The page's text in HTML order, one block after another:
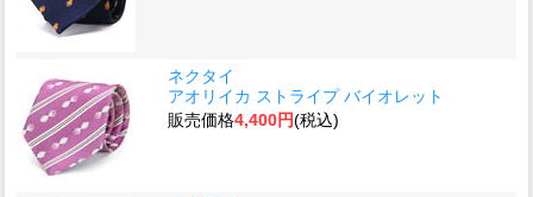
ネクタイ
アオリイカ ストライプ バイオレット
販売価格4,400円(税込)